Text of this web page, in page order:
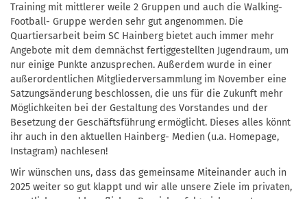
Training mit mittlerer weile 2 Gruppen und auch die Walking-
Football- Gruppe werden sehr gut angenommen. Die
Quartiersarbeit beim SC Hainberg bietet auch immer mehr
Angebote mit dem demnächst fertiggestellten Jugendraum, um
nur einige Punkte anzusprechen. Außerdem wurde in einer
außerordentlichen Mitgliederversammlung im November eine
Satzungsänderung beschlossen, die uns für die Zukunft mehr
Möglichkeiten bei der Gestaltung des Vorstandes und der
Besetzung der Geschäftsführung ermöglicht. Dieses alles könnt
ihr auch in den aktuellen Hainberg- Medien (u.a. Homepage,
Instagram) nachlesen!
Wir wünschen uns, dass das gemeinsame Miteinander auch in
2025 weiter so gut klappt und wir alle unsere Ziele im privaten,